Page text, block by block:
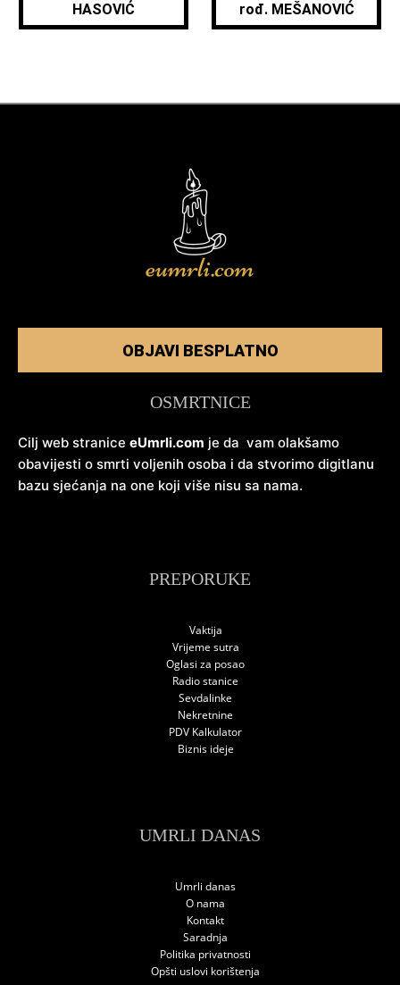
HASOVIĆ
rođ. MEŠANOVIĆ
OBJAVI BESPLATNO
OSMRTNICE
Cilj web stranice eUmrli.com je da vam olakšamo
obavijesti o smrti voljenih osoba i da stvorimo digitlanu
bazu sjećanja na one koji više nisu sa nama.
PREPORUKE
Vaktija
Vrijeme sutra
Oglasi za posao
Radio stanice
Sevdalinke
Nekretnine
PDV Kalkulator
Biznis ideje
UMRLI DANAS
Umrli danas
O nama
Kontakt
Saradnja
Politika privatnosti
Opšti uslovi korištenja